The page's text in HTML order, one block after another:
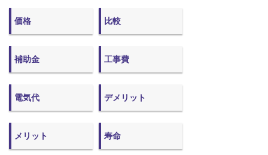
価格 比較
補助金 工事費
電気代 デメリット
メリット 寿命